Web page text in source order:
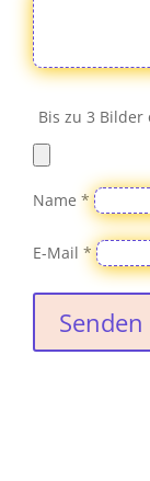
Bis zu 3 Bilder
Name*
E-Mail*
Senden